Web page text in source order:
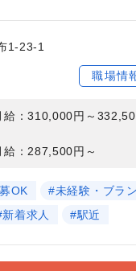
1-23-1
職場情
：310,000円～
：287,500円～
OK
#未経験・ブラ
新着求人 #駅近